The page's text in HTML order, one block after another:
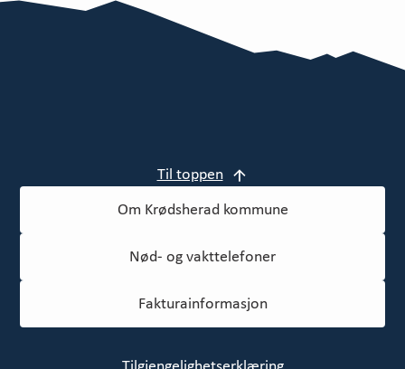
Til toppen
Om Krødsherad kommune
Nød- og vakttelefoner
Fakturainformasjon